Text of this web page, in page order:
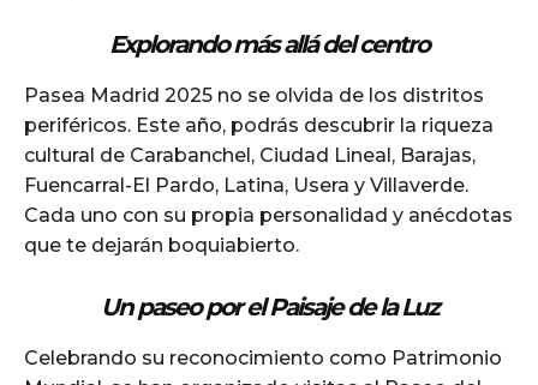
Explorando más allá del centro
Pasea Madrid 2025 no se olvida de los distritos
periféricos. Este año, podrás descubrir la riqueza
cultural de Carabanchel, Ciudad Lineal, Barajas,
Fuencarral-El Pardo, Latina, Usera y Villaverde.
Cada uno con su propia personalidad y anécdotas
que te dejarán boquiabierto.
Un paseo por el Paisaje de la Luz
Celebrando su reconocimiento como Patrimonio